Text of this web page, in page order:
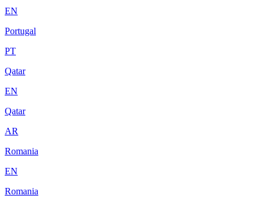
EN
Portugal
PT
Qatar
EN
Qatar
AR
Romania
EN
Romania